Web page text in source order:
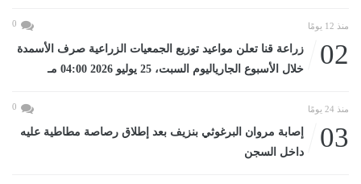
منذ 12 يومًا 0
02
زراعة قنا تعلن مواعيد توزيع الجمعيات الزراعية صرف الأسمدة
خلال الأسبوع الجارياليوم السبت، 25 يوليو 2026 04:00 مـ
منذ 24 يومًا 0
03
إصابة مروان البرغوثي بنزيف بعد إطلاق رصاصة مطاطية عليه
داخل السجن